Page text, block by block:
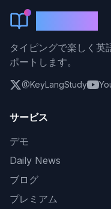
タイピングで楽しく英
ポートします。
@KeyLangStudy
サービス
デモ
Daily News
ブログ
プレミアム